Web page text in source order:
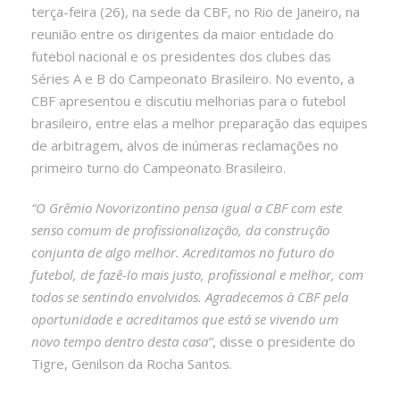
terça-feira (26), na sede da CBF, no Rio de Janeiro, na
reunião entre os dirigentes da maior entidade do
futebol nacional e os presidentes dos clubes das
Séries A e B do Campeonato Brasileiro. No evento, a
CBF apresentou e discutiu melhorias para o futebol
brasileiro, entre elas a melhor preparação das equipes
de arbitragem, alvos de inúmeras reclamações no
primeiro turno do Campeonato Brasileiro.
“O Grêmio Novorizontino pensa igual a CBF com este
senso comum de profissionalização, da construção
conjunta de algo melhor. Acreditamos no futuro do
futebol, de fazê-lo mais justo, profissional e melhor, com
todos se sentindo envolvidos. Agradecemos à CBF pela
oportunidade e acreditamos que está se vivendo um
novo tempo dentro desta casa”, disse o presidente do
Tigre, Genilson da Rocha Santos.